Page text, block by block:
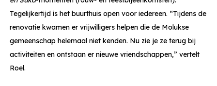
Tegelijkertijd is het buurthuis open voor iedereen. “Tijdens de
renovatie kwamen er vrijwilligers helpen die de Molukse
gemeenschap helemaal niet kenden. Nu zie je ze terug bij
activiteiten en ontstaan er nieuwe vriendschappen,” vertelt
Roel.